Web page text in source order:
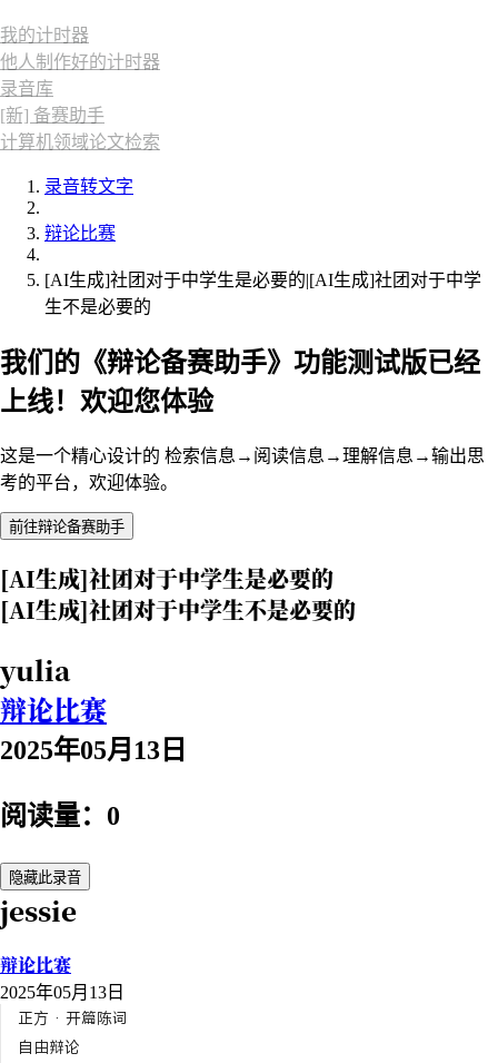
我的计时器
他人制作好的计时器
录音库
[新] 备赛助手
计算机领域论文检索
录音转文字
辩论比赛
[AI生成]社团对于中学生是必要的|[AI生成]社团对于中学
生不是必要的
我们的《辩论备赛助手》功能测试版已经
上线！欢迎您体验
这是一个精心设计的 检索信息→阅读信息→理解信息→输出思
考的平台，欢迎体验。
前往辩论备赛助手
[AI生成]社团对于中学生是必要的
[AI生成]社团对于中学生不是必要的
yulia
辩论比赛
2025年05月13日
阅读量：0
隐藏此录音
jessie
辩论比赛
2025年05月13日
正方 · 开篇陈词
自由辩论